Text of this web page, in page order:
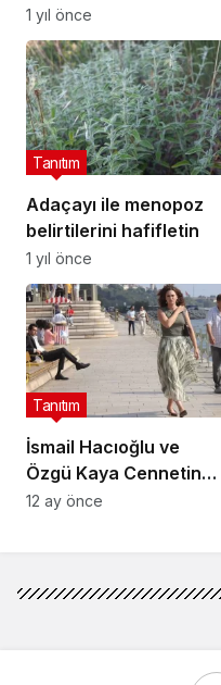
Nedir, Mezunları Ne İş
Yapar?
1 yıl önce
Adaçayı ile menopoz
belirtilerini hafifletin
Tanıtım
1 yıl önce
İsmail Hacıoğlu ve
Özgü Kaya Cennetin
Çocukları’nda buluştu
Tanıtım
12 ay önce